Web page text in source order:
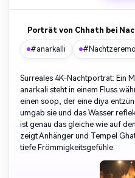
Porträt von Chhath bei
#anarkalli
Surreales 4K-Nachtporträt: Ein
anarkali steht in einem Fluss
einen soop, der eine diya
umgab sie und das Wasser
ist genau das gleiche wie auf
zeigt Anhänger und Tempel
tiefe Frömmigkeitsgefühle.